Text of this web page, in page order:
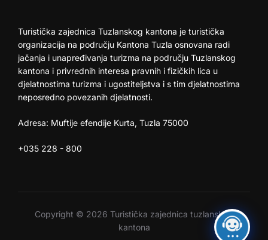
Turistička zajednica Tuzlanskog kantona je turistička
organizacija na području Kantona Tuzla osnovana radi
jačanja i unapređivanja turizma na području Tuzlanskog
kantona i privrednih interesa pravnih i fizičkih lica u
djelatnostima turizma i ugostiteljstva i s tim djelatnostima
neposredno povezanih djelatnosti.
Adresa: Muftije efendije Kurta, Tuzla 75000
+035 228 - 800
Copyright © 2026 Turistička zajednica tuzlanskog
kantona